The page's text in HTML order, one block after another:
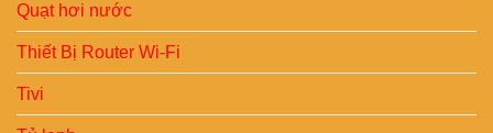
Quạt hơi nước
Thiết Bị Router Wi-Fi
Tivi